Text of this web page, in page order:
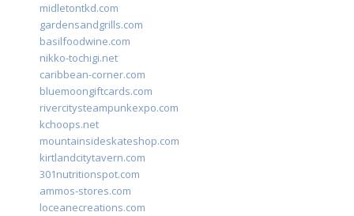
midletontkd.com
gardensandgrills.com
basilfoodwine.com
nikko-tochigi.net
caribbean-corner.com
bluemoongiftcards.com
rivercitysteampunkexpo.com
kchoops.net
mountainsideskateshop.com
kirtlandcitytavern.com
301nutritionspot.com
ammos-stores.com
loceanecreations.com